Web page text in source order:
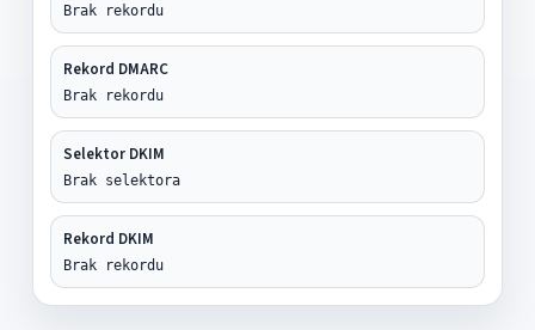
Brak rekordu
Rekord DMARC
Brak rekordu
Selektor DKIM
Brak selektora
Rekord DKIM
Brak rekordu